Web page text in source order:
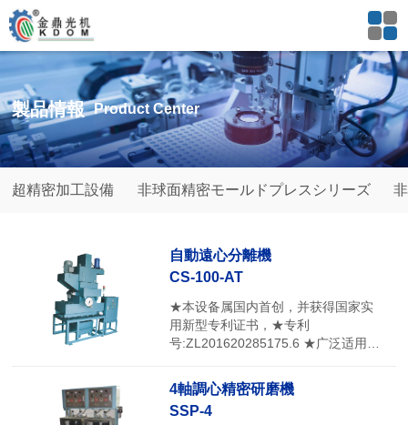
製品情報 Product Center
超精密加工設備 非球面精密モールドプレスシリーズ
自動遠心分離機
CS-100-AT
★本设备属国内首创，并获得国家实
用新型专利证书，★专利
号:ZL201620285175.6 ★广泛适用于
工程切削液的分离和净化。 ★具有自
动清扫功能，无需人工清洁，可自动
清扫出桶内吸附的玻璃粉未，在环环
4軸調心精密研磨機
SSP-4